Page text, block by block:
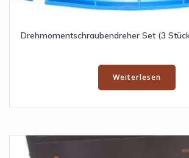
Drehmomentschraubendreher Set (3
Weiterlesen